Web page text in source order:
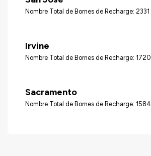
Nombre Total de Bornes de Recharge: 2331
Irvine
Nombre Total de Bornes de Recharge: 1720
Sacramento
Nombre Total de Bornes de Recharge: 1584